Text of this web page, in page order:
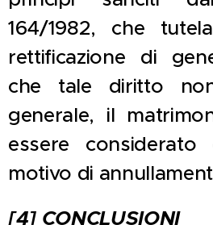
164/1982, che
rettificazione di
che tale diritto
generale, il
essere
motivo di
[4] CONCLUSIONI